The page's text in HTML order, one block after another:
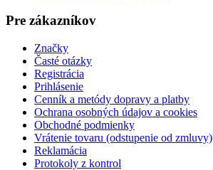
Pre zákazníkov
Značky
Časté otázky
Registrácia
Prihlásenie
Cenník a metódy dopravy a platby
Ochrana osobných údajov a cookies
Obchodné podmienky
Vrátenie tovaru (odstupenie od zmluvy)
Reklamácia
Protokoly z kontrol